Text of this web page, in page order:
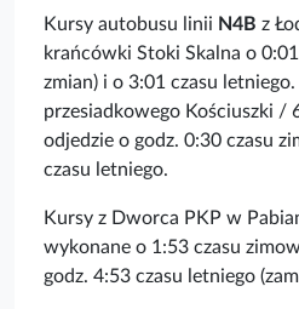
Kursy autobusu linii N4B z
krańcówki Stoki Skalna o
zmian) i o 3:01 czasu
przesiadkowego Kościuszki /
odjedzie o godz. 0:30 czasu
czasu letniego.
Kursy z Dworca PKP w
wykonane o 1:53 czasu
godz. 4:53 czasu letniego